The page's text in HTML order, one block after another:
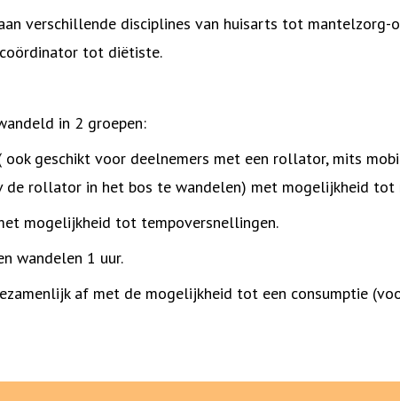
verschillende disciplines van huisarts tot mantelzorg-
tot diëtiste.
in 2 groepen:
ook geschikt voor deelnemers met een rollator, mits
de rollator in het bos te wandelen) met mogelijkheid tot
mogelijkheid tot tempoversnellingen.
wandelen 1 uur.
af met de mogelijkheid tot een consumptie